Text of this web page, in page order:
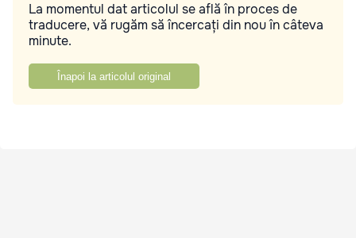
La momentul dat articolul se află în proces de
traducere, vă rugăm să încercați din nou în câteva
minute.
Înapoi la articolul original